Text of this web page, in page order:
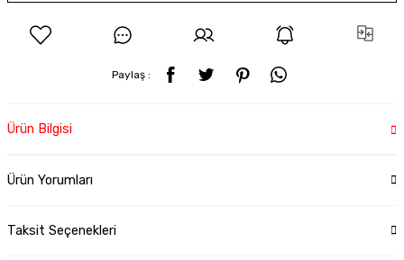
Paylaş :
Ürün Bilgisi
Ürün Yorumları
Taksit Seçenekleri